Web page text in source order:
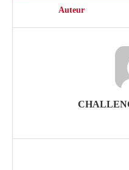
Auteur